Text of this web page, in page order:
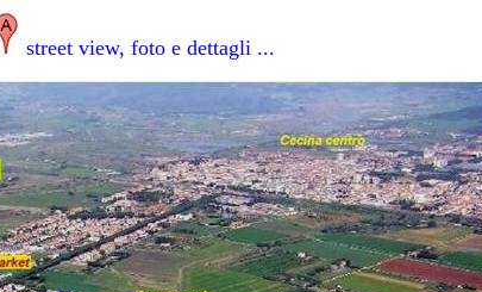
street view, foto e dettagli ...